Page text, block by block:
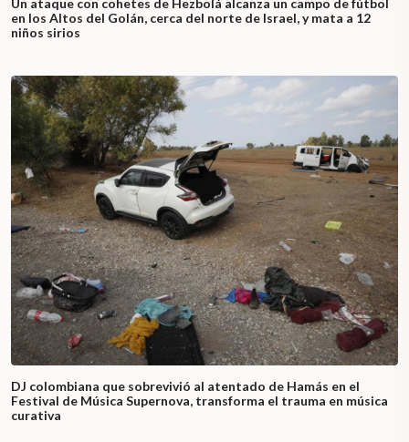
Un ataque con cohetes de Hezbolá alcanza un campo de fútbol
en los Altos del Golán, cerca del norte de Israel, y mata a 12
niños sirios
DJ colombiana que sobrevivió al atentado de Hamás en el
Festival de Música Supernova, transforma el trauma en música
curativa